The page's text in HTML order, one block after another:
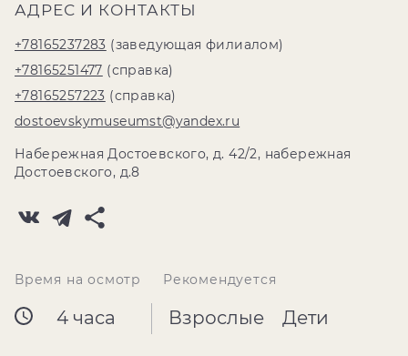
АДРЕС И КОНТАКТЫ
+78165237283 (заведующая филиалом)
+78165251477 (справка)
+78165257223 (справка)
dostoevskymuseumst@yandex.ru
Набережная Достоевского, д. 42/2, набережная
Достоевского, д.8
Время на осмотр
4 часа
Рекомендуется
Взрослые Дети